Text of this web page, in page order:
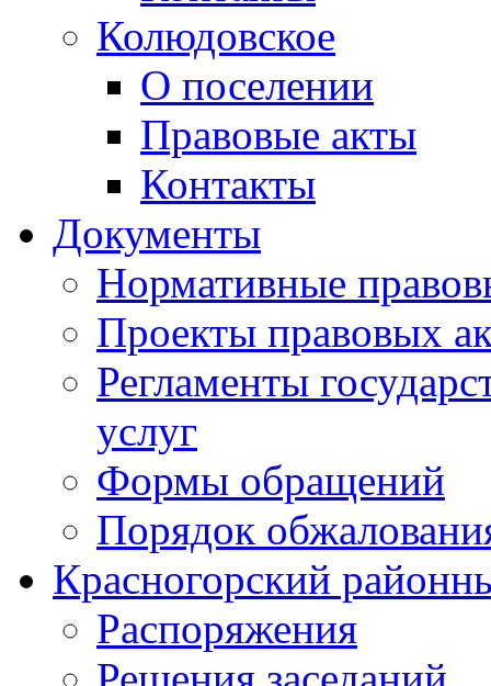
Колюдовское
О поселении
Правовые акты
Контакты
Документы
Нормативные
Проекты правовых
Регламенты
услуг
Формы обращений
Порядок
Красногорский
Распоряжения